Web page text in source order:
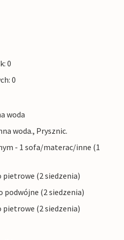
0
0
woda
woda., Prysznic.
- 1 sofa/materac/inne (1
(2 siedzenia)
podwójne (2 siedzenia)
(2 siedzenia)